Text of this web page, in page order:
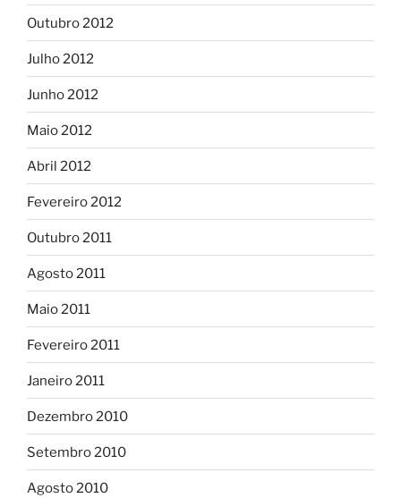
Outubro 2012
Julho 2012
Junho 2012
Maio 2012
Abril 2012
Fevereiro 2012
Outubro 2011
Agosto 2011
Maio 2011
Fevereiro 2011
Janeiro 2011
Dezembro 2010
Setembro 2010
Agosto 2010